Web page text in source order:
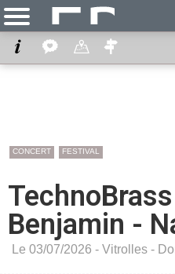
CONCERT FESTIVAL
Benjamin -
Le 03/07/2026 - Vitrolles -